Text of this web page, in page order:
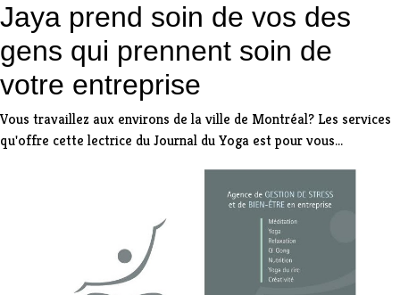
Jaya prend soin de vos des
gens qui prennent soin de
votre entreprise
Vous travaillez aux environs de la ville de Montréal? Les services
qu'offre cette lectrice du Journal du Yoga est pour vous...